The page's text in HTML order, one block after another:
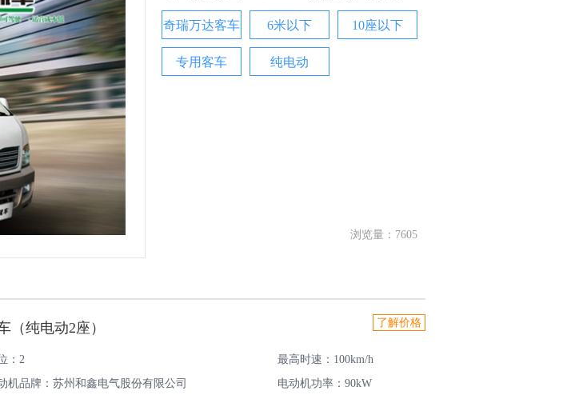
奇瑞万达客车 6米以下 10座以下
专用客车 纯电动
浏览量：7605
（纯电动2座）
：2
最高时速：100km/h
机品牌：苏州和鑫电气股份有限公司 电动机功率：90kW
了解价格